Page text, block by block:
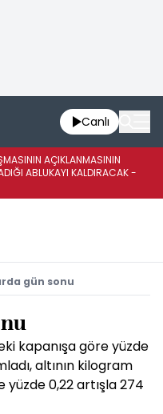
Canlı
AÇIKLANMASININ
ABLUKAYI KALDIRACAK -
gün sonu
kapanışa göre yüzde
altının kilogram
yüzde 0,22 artışla 274